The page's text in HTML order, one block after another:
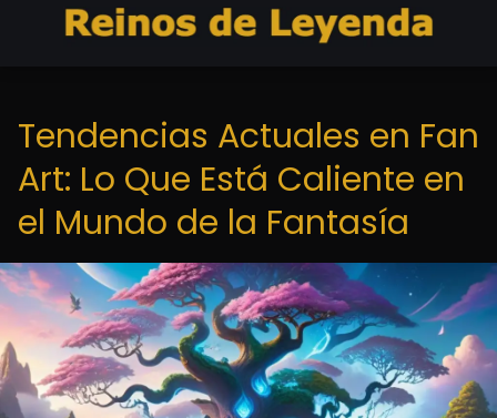
Tendencias Actuales en Fan
Art: Lo Que Está Caliente en
el Mundo de la Fantasía